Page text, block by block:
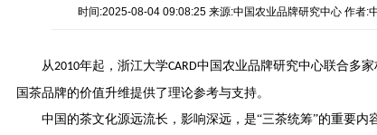
时间:2025-08-04 09:08:25 来源:中国农业品牌研究中心 作者:
从2010年起，浙江大学CARD中国农业品牌研究中心联合多
国茶品牌的价值升维提供了理论参考与支持。
中国的茶文化源远流长，影响深远，是“三茶统筹”的重要内